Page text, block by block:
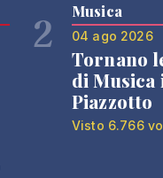
2 Musica
04 ago 2026
Tornano
di Musica
Piazzotto
Visto 6.766